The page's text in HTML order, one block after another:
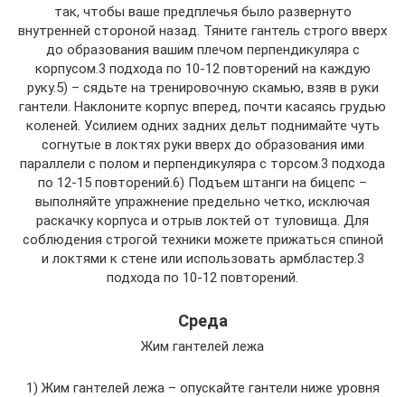
так, чтобы ваше предплечья было развернуто
внутренней стороной назад. Тяните гантель строго вверх
до образования вашим плечом перпендикуляра с
корпусом.3 подхода по 10-12 повторений на каждую
руку.5) – сядьте на тренировочную скамью, взяв в руки
гантели. Наклоните корпус вперед, почти касаясь грудью
коленей. Усилием одних задних дельт поднимайте чуть
согнутые в локтях руки вверх до образования ими
параллели с полом и перпендикуляра с торсом.3 подхода
по 12-15 повторений.6) Подъем штанги на бицепс –
выполняйте упражнение предельно четко, исключая
раскачку корпуса и отрыв локтей от туловища. Для
соблюдения строгой техники можете прижаться спиной
и локтями к стене или использовать армбластер.3
подхода по 10-12 повторений.
Среда
Жим гантелей лежа
1) Жим гантелей лежа – опускайте гантели ниже уровня